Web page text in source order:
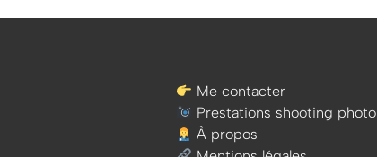
Me contacter
Prestations shooting photo
À propos